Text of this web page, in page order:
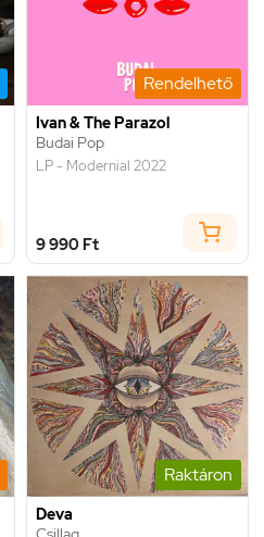
Rendelhető
Ivan & The Parazol
Budai Pop
LP - Modernial 2022
9 990 Ft
Raktáron
Deva